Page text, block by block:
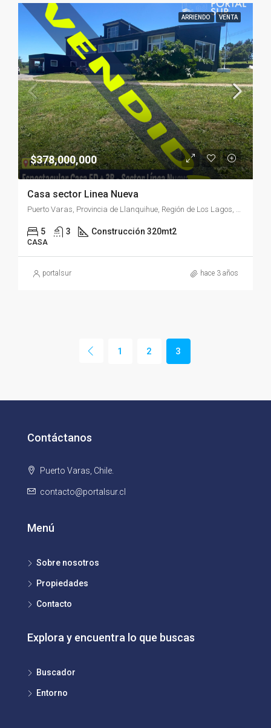
ARRIENDO VENTA
$378,000,000
Casa sector Linea Nueva
Puerto Varas, Provincia de Llanquihue, Región de Los Lagos, Chile
5 3 Construcción 320mt2
CASA
portalsur hace 3 años
1 2 3
Contáctanos
Puerto Varas, Chile.
contacto@portalsur.cl
Menú
Sobre nosotros
Propiedades
Contacto
Explora y encuentra lo que buscas
Buscador
Entorno